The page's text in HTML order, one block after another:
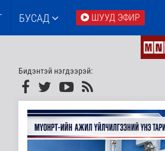
БУСАД ШУУД ЭФИР
Бидэнтэй нэгдээрэй: